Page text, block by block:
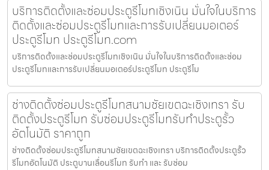
บริการติดตั้งและซ่อมประตูรีโมทเชิงเนิน มั่นใจในบริการ
ติดตั้งและซ่อมประตูรีโมทและการรับเปลี่ยนมอเตอร์
ประตูรีโมท ประตูรีโมท.com
บริการติดตั้งและซ่อมประตูรีโมทเชิงเนิน มั่นใจในบริการติดตั้งและซ่อม
ประตูรีโมทและการรับเปลี่ยนมอเตอร์ประตูรีโมท ประตูรีโม
ช่างติดตั้งซ่อมประตูรีโมทสนามชัยเขตฉะเชิงเทรา รับ
ติดตั้งประตูรีโมท รับซ่อมประตูรีโมทรับทำประตูรั้ว
อัตโนมัติ ราคาถูก
ช่างติดตั้งซ่อมประตูรีโมทสนามชัยเขตฉะเชิงเทรา บริการติดตั้งประตูรั้ว
รีโมทอัตโนมัติ ประตูบานเลื่อนรีโมท รับทำ และ รับซ่อม